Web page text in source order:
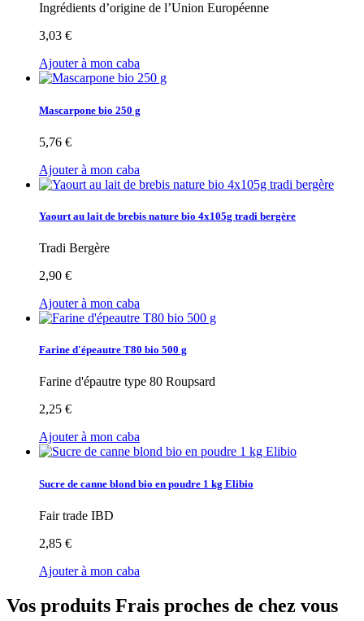
Ingrédients d’origine de l’Union Européenne
3,03 €
Ajouter à mon caba
Mascarpone bio 250 g
5,76 €
Ajouter à mon caba
Yaourt au lait de brebis nature bio 4x105g tradi bergère
Tradi Bergère
2,90 €
Ajouter à mon caba
Farine d'épeautre T80 bio 500 g
Farine d'épautre type 80 Roupsard
2,25 €
Ajouter à mon caba
Sucre de canne blond bio en poudre 1 kg Elibio
Fair trade IBD
2,85 €
Ajouter à mon caba
Vos produits Frais proches de chez vous